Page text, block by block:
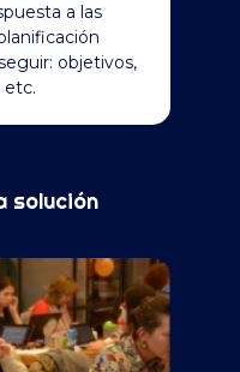
a las
objetivos,
etc.
solución